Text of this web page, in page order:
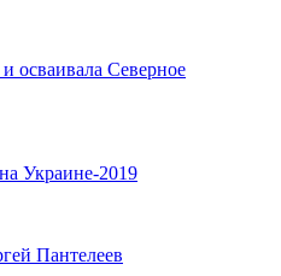
осваивала Северное
Украине-2019
Пантелеев